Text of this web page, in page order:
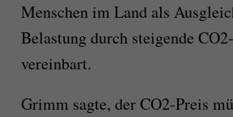
Menschen im Land als
Belastung durch steigende
vereinbart.
Grimm sagte, der CO2-Preis